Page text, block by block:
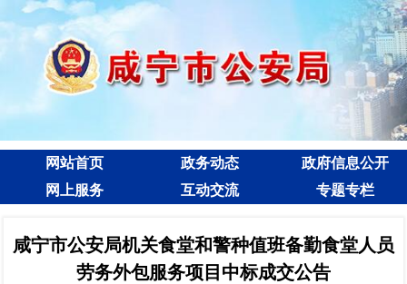
网站首页 政务动态
政府信息公开
网上服务
互动交流 专题专栏
咸宁市公安局机关食堂和警种值班备勤食堂人员
劳务外包服务项目中标成交公告